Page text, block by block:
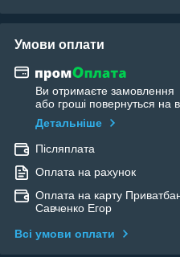
Умови оплати
Ви отримаєте замовлення
або гроші повернуться на
Детальніше
Післяплата
Оплата на рахунок
Оплата на карту
Савченко Егор
Всі умови оплати